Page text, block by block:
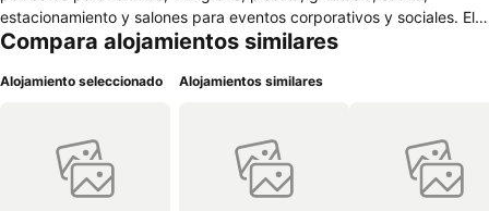
estacionamiento y salones para eventos corporativos y sociales. El
hotel cuenta también con el Restaurante No Name, especializado en
excepcional de la ciudad. ¡Mascotas pequeñas son bienvenidas! La
Fonck y el Mall Marina. La región también es una invitación para
practicar deportes al aire libre y disfrutar el sol en las playas
Acapulco, El Sol y Reñaca. El Parque Quinta Vergara, palco del
Compara alojamientos similares
Alojamiento seleccionado Alojamientos similares